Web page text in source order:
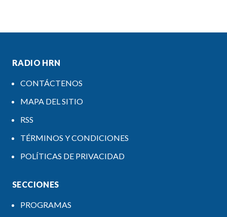
RADIO HRN
CONTÁCTENOS
MAPA DEL SITIO
RSS
TÉRMINOS Y CONDICIONES
POLÍTICAS DE PRIVACIDAD
SECCIONES
PROGRAMAS